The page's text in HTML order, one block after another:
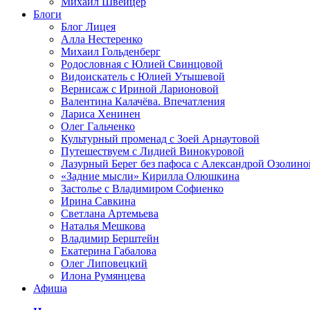
Блоги
Блог Лицея
Алла Нестеренко
Михаил Гольденберг
Родословная с Юлией Свинцовой
Видоискатель с Юлией Утышевой
Вернисаж с Ириной Ларионовой
Валентина Калачёва. Впечатления
Лариса Хенинен
Олег Гальченко
Культурный променад с Зоей Арнаутовой
Путешествуем с Лидией Винокуровой
Лазурный Берег без пафоса с Александрой
«Задние мысли» Кирилла Олюшкина
Застолье с Владимиром Софиенко
Ирина Савкина
Светлана Артемьева
Наталья Мешкова
Владимир Берштейн
Екатерина Габалова
Олег Липовецкий
Илона Румянцева
Афиша